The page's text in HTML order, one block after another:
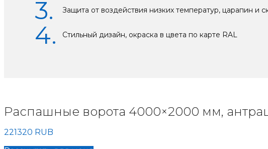
Защита от воздействия низких температур, царапин и
Стильный дизайн, окраска в цвета по карте RAL
Распашные ворота 4000×2000 мм,
221320 RUB